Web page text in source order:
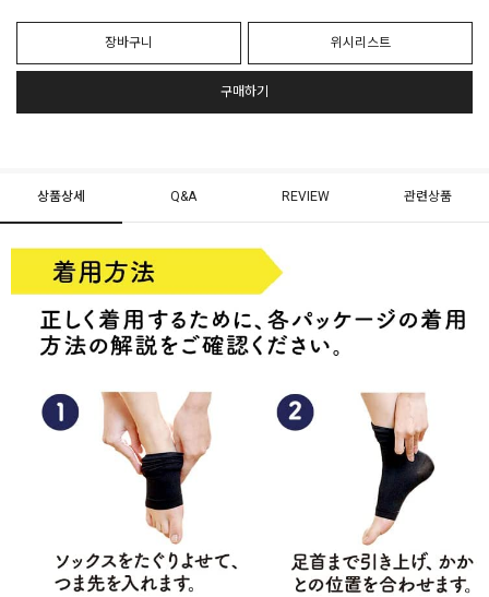
장바구니 위시리스트
구매하기
상품상세 Q&A REVIEW 관련상품